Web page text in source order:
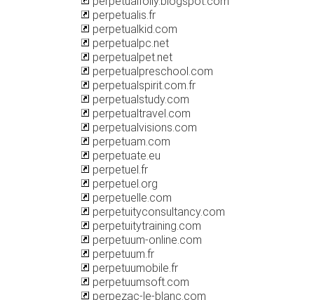
perpetualis.fr
perpetualkid.com
perpetualpc.net
perpetualpet.net
perpetualpreschool.com
perpetualspirit.com.fr
perpetualstudy.com
perpetualtravel.com
perpetualvisions.com
perpetuam.com
perpetuate.eu
perpetuel.fr
perpetuel.org
perpetuelle.com
perpetuityconsultancy.com
perpetuitytraining.com
perpetuum-online.com
perpetuum.fr
perpetuumobile.fr
perpetuumsoft.com
perpezac-le-blanc.com